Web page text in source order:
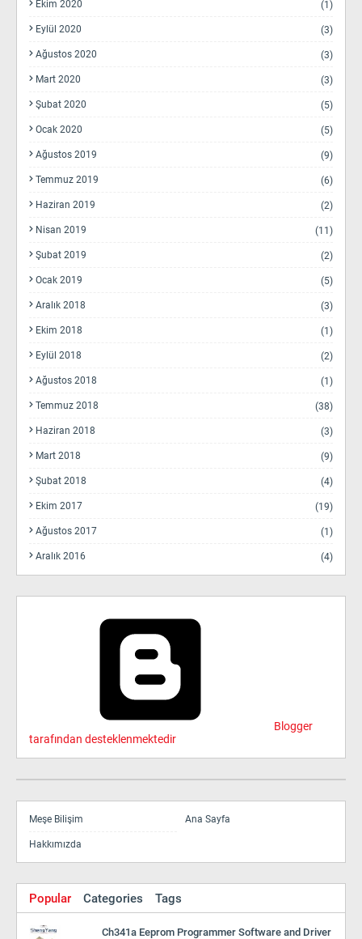
Ekim 2020 (1)
Eylül 2020 (3)
Ağustos 2020 (3)
Mart 2020 (3)
Şubat 2020 (5)
Ocak 2020 (5)
Ağustos 2019 (9)
Temmuz 2019 (6)
Haziran 2019 (2)
Nisan 2019 (11)
Şubat 2019 (2)
Ocak 2019 (5)
Aralık 2018 (3)
Ekim 2018 (1)
Eylül 2018 (2)
Ağustos 2018 (1)
Temmuz 2018 (38)
Haziran 2018 (3)
Mart 2018 (9)
Şubat 2018 (4)
Ekim 2017 (19)
Ağustos 2017 (1)
Aralık 2016 (4)
Blogger
tarafından desteklenmektedir
Meşe Bilişim Ana Sayfa
Hakkımızda
Popular Categories Tags
Ch341a Eeprom Programmer Software and Driver